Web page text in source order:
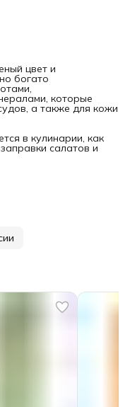
цвет и
богато
которые
а также для кожи
в кулинарии, как
салатов и